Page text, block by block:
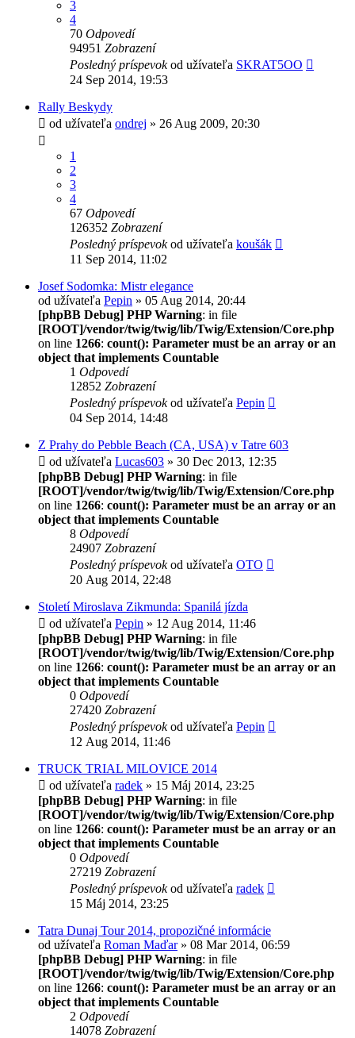
3
4
70 Odpovedí
94951 Zobrazení
Posledný príspevokod užívateľa SKRAT5OO
24 Sep 2014, 19:53
Rally Beskydy
od užívateľa ondrej » 26 Aug 2009, 20:30
1
2
3
4
67 Odpovedí
126352 Zobrazení
Posledný príspevokod užívateľa koušák
11 Sep 2014, 11:02
Josef Sodomka: Mistr elegance
od užívateľa Pepin » 05 Aug 2014, 20:44
[phpBB Debug] PHP Warning: in file
[ROOT]/vendor/twig/twig/lib/Twig/Extension/Core.php
on line 1266: count(): Parameter must be an array or an
object that implements Countable
1 Odpovedí
12852 Zobrazení
Posledný príspevokod užívateľa Pepin
04 Sep 2014, 14:48
Z Prahy do Pebble Beach (CA, USA) v Tatre 603
od užívateľa Lucas603 » 30 Dec 2013, 12:35
[phpBB Debug] PHP Warning: in file
[ROOT]/vendor/twig/twig/lib/Twig/Extension/Core.php
on line 1266: count(): Parameter must be an array or an
object that implements Countable
8 Odpovedí
24907 Zobrazení
Posledný príspevokod užívateľa OTO
20 Aug 2014, 22:48
Století Miroslava Zikmunda: Spanilá jízda
od užívateľa Pepin » 12 Aug 2014, 11:46
[phpBB Debug] PHP Warning: in file
[ROOT]/vendor/twig/twig/lib/Twig/Extension/Core.php
on line 1266: count(): Parameter must be an array or an
object that implements Countable
0 Odpovedí
27420 Zobrazení
Posledný príspevokod užívateľa Pepin
12 Aug 2014, 11:46
TRUCK TRIAL MILOVICE 2014
od užívateľa radek » 15 Máj 2014, 23:25
[phpBB Debug] PHP Warning: in file
[ROOT]/vendor/twig/twig/lib/Twig/Extension/Core.php
on line 1266: count(): Parameter must be an array or an
object that implements Countable
0 Odpovedí
27219 Zobrazení
Posledný príspevokod užívateľa radek
15 Máj 2014, 23:25
Tatra Dunaj Tour 2014, propozičné informácie
od užívateľa Roman Maďar» 08 Mar 2014, 06:59
[phpBB Debug] PHP Warning: in file
[ROOT]/vendor/twig/twig/lib/Twig/Extension/Core.php
on line 1266: count(): Parameter must be an array or an
object that implements Countable
2 Odpovedí
14078 Zobrazení